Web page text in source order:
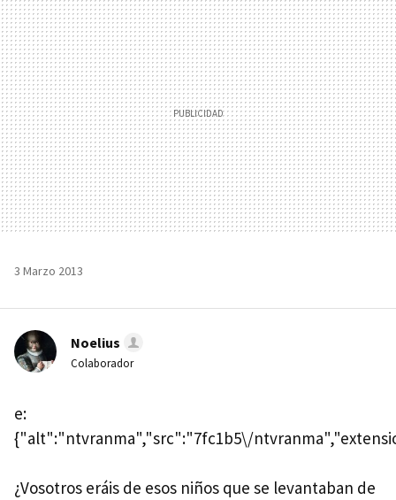
MAIL
3 Marzo 2013
Noelius
Colaborador
e:
{"alt":"ntvranma","src":"7fc1b5\/
¿Vosotros eráis de esos niños que se levantaban de